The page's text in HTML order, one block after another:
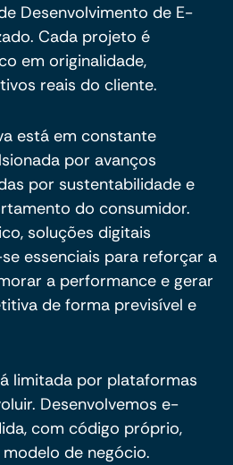
Desenvolvimento de E-
Cada projeto é
em originalidade,
reais do cliente.
está em constante
por avanços
por sustentabilidade e
do consumidor.
soluções digitais
essenciais para reforçar a
a performance e gerar
de forma previsível e
limitada por plataformas
Desenvolvemos e-
com código próprio,
de negócio.